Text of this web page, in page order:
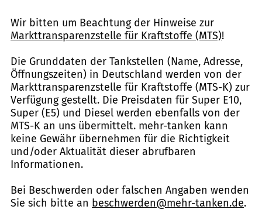
Wir bitten um Beachtung der Hinweise zur
Markttransparenzstelle für Kraftstoffe (MTS)!
Die Grunddaten der Tankstellen (Name, Adresse,
Öffnungszeiten) in Deutschland werden von der
Markttransparenzstelle für Kraftstoffe (MTS-K) zur
Verfügung gestellt. Die Preisdaten für Super E10,
Super (E5) und Diesel werden ebenfalls von der
MTS-K an uns übermittelt. mehr-tanken kann
keine Gewähr übernehmen für die Richtigkeit
und/oder Aktualität dieser abrufbaren
Informationen.
Bei Beschwerden oder falschen Angaben wenden
Sie sich bitte an beschwerden@mehr-tanken.de.